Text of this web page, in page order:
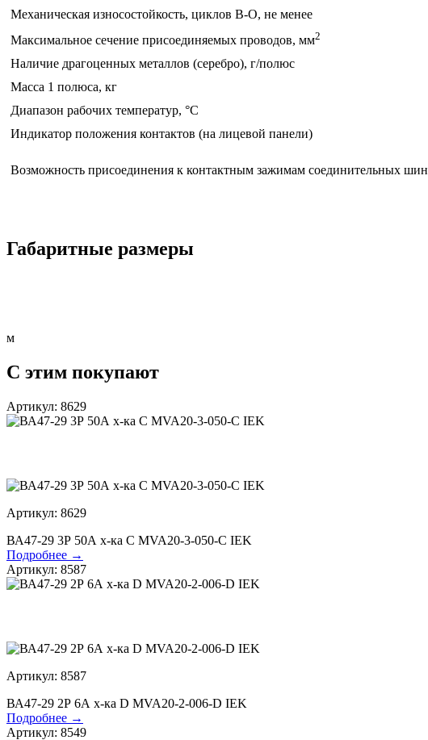
Механическая износостойкость, циклов В-О, не менее
Максимальное сечение присоединяемых проводов, мм2
Наличие драгоценных металлов (серебро), г/полюс
Масса 1 полюса, кг
Диапазон рабочих температур, °С
Индикатор положения контактов (на лицевой панели)
Возможность присоединения к контактным зажимам соединительных шин
Габаритные размеры
м
С этим покупают
Артикул: 8629
Артикул: 8629
ВА47-29 3Р 50А х-ка С MVA20-3-050-С IEK
Подробнее →
Артикул: 8587
Артикул: 8587
ВА47-29 2Р 6А х-ка D MVA20-2-006-D IEK
Подробнее →
Артикул: 8549